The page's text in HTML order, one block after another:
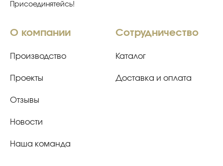
Присоединятейсь!
О компании
Производство
Проекты
Отзывы
Новости
Наша команда
Сотрудничество
Каталог
Доставка и оплата